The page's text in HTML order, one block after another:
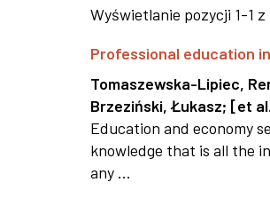
Wyświetlanie pozycji 1-1 z
Professional education
Tomaszewska-Lipiec,
Brzeziński, Łukasz; [et
Education and economy
knowledge that is all the
any ...